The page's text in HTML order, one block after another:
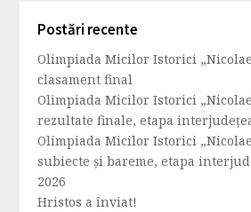
Postări recente
Olimpiada Micilor Istorici
clasament final
Olimpiada Micilor Istorici
rezultate finale, etapa
Olimpiada Micilor Istorici
subiecte și bareme, etapa
2026
Hristos a înviat!